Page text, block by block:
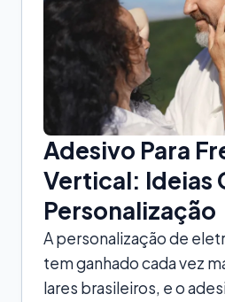
Adesivo Para
Vertical: Ideias
Personalização
A personalização de
tem ganhado cada vez
lares brasileiros, e o